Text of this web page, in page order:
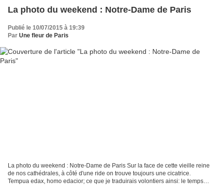
La photo du weekend : Notre-Dame de Paris
Publié le 10/07/2015 à 19:39
Par Une fleur de Paris
La photo du weekend : Notre-Dame de Paris Sur la face de cette vieille reine
de nos cathédrales, à côté d'une ride on trouve toujours une cicatrice.
Tempua edax, homo edacior; ce que je traduirais volontiers ainsi: le temps